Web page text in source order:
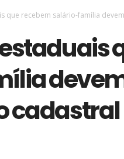
que recebem salário-família
cadastral